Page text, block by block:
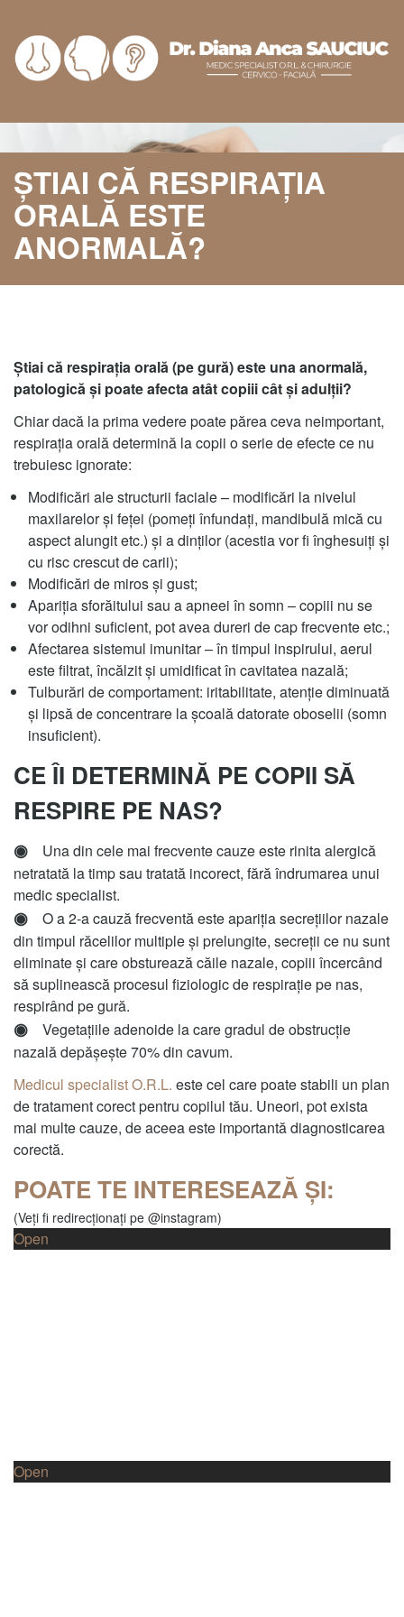
ȘTIAI CĂ RESPIRAȚIA
ORALĂ ESTE
ANORMALĂ?
Știai că respirația orală (pe gură) este una anormală,
patologică și poate afecta atât copiii cât și adulții?
Chiar dacă la prima vedere poate părea ceva neimportant,
respiraţia orală determină la copii o serie de efecte ce nu
trebuiesc ignorate:
Modificări ale structurii faciale – modificări la nivelul
maxilarelor și feței (pomeți înfundați, mandibulă mică cu
aspect alungit etc.) și a dinților (acestia vor fi înghesuiți și
cu risc crescut de carii);
Modificări de miros și gust;
Apariția sforăitului sau a apneei în somn – copiii nu se
vor odihni suficient, pot avea dureri de cap frecvente etc.;
Afectarea sistemul imunitar – în timpul inspirului, aerul
este filtrat, încălzit și umidificat în cavitatea nazală;
Tulburări de comportament: iritabilitate, atenţie diminuată
și lipsă de concentrare la școală datorate oboselii (somn
insuficient).
CE ÎI DETERMINĂ PE COPII SĂ
RESPIRE PE NAS?
◉
Una din cele mai frecvente cauze este rinita alergică
netratată la timp sau tratată incorect, fără îndrumarea unui
medic specialist.
◉
O a 2-a cauză frecventă este apariția secrețiilor nazale
din timpul răcelilor multiple și prelungite, secreții ce nu sunt
eliminate și care obsturează căile nazale, copiii încercând
să suplinească procesul fiziologic de respirație pe nas,
respirând pe gură.
◉
Vegetațiile adenoide la care gradul de obstrucție
nazală depășește 70% din cavum.
Medicul specialist O.R.L. este cel care poate stabili un plan
de tratament corect pentru copilul tău. Uneori, pot exista
mai multe cauze, de aceea este importantă diagnosticarea
corectă.
POATE TE INTERESEAZĂ ȘI:
(Veți fi redirecționați pe @instagram)
Open
Open